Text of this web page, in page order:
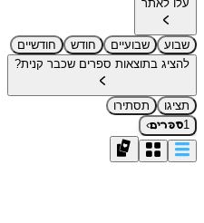
עלו לאתר
שבוע שבועיים חודש
חודשיים
להציג בתוצאות ספרים שכבר קנית?
תציגו
תסתירו
1ספרים›